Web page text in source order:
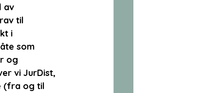
av
til
i
som
og
vi JurDist,
(fra og til